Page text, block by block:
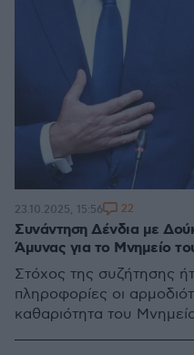
Συνάντηση Δένδια με
Άμυνας για το Μνημείο
Στόχος της συζήτησης
πληροφορίες οι
καθαριότητα του
23.10.2025, 15:56 22